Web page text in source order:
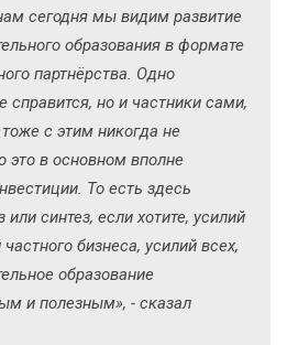
сегодня мы видим развитие
образования в формате
партнёрства. Одно
справится, но и частники сами,
с этим никогда не
это в основном вполне
То есть здесь
синтез, если хотите, усилий
бизнеса, усилий всех,
образование
и полезным», - сказал